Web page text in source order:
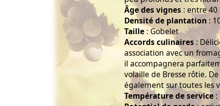
Âge des vignes : entre 40
Densité de plantation :
Taille : Gobelet
Accords culinaires :
association avec un
il accompagnera
volaille de Bresse rôtie.
également sur toutes les
Température de service :